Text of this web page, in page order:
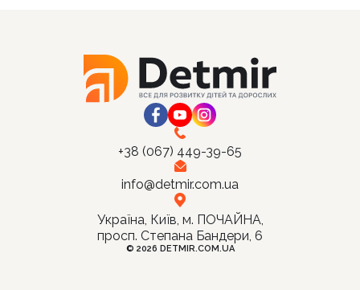
+38 (067) 449-39-65
info@detmir.com.ua
Україна, Київ, м. ПОЧАЙНА,
просп. Степана Бандери, 6
© 2026 DETMIR.COM.UA